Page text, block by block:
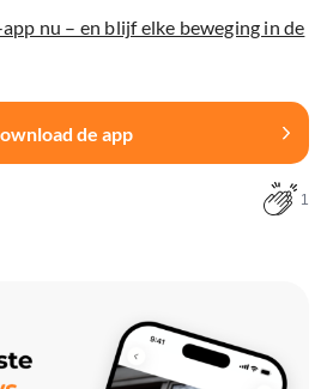
nu – en blijf elke beweging in de
de app
1